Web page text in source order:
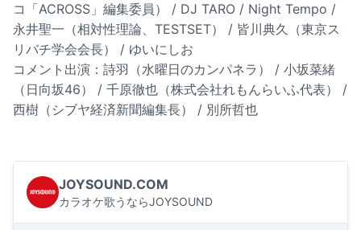
コ「ACROSS」編集委員） / DJ TARO / Night Tempo /
永井聖一（相対性理論、TESTSET） / 皆川典久（東京ス
リバチ学会会長） / ゆいにしお
コメント出演：詩羽（水曜日のカンパネラ） / 小坂菜緒
（日向坂46） / 千原徹也（株式会社れもんらいふ代表） /
西樹（シブヤ経済新聞編集長） / 別所哲也
JOYSOUND.COM
カラオケ歌うならJOYSOUND